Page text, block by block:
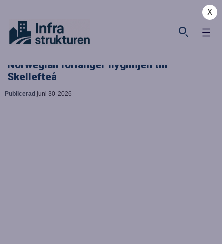
X
Norwegian förlänger flyglinjen till
Skellefteå
Publicerad juni 30, 2026